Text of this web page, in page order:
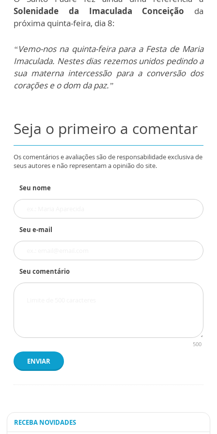
Solenidade da Imaculada Conceição da
próxima quinta-feira, dia 8:
“Vemo-nos na quinta-feira para a Festa de Maria
Imaculada. Nestes dias rezemos unidos pedindo a
sua materna intercessão para a conversão dos
corações e o dom da paz.”
Seja o primeiro a comentar
Os comentários e avaliações são de responsabilidade exclusiva de
seus autores e não representam a opinião do site.
Seu nome
Seu e-mail
Seu comentário
500
ENVIAR
RECEBA NOVIDADES